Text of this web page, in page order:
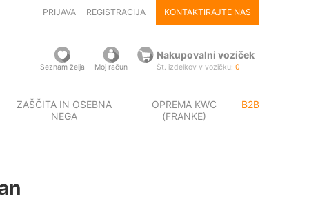
PRIJAVA REGISTRACIJA KONTAKTIRAJTE NAS
Seznam želja Moj račun
Nakupovalni voziček
Št. izdelkov v vozičku: 0
ZAŠČITA IN OSEBNA
NEGA
OPREMA KWC
(FRANKE)
B2B